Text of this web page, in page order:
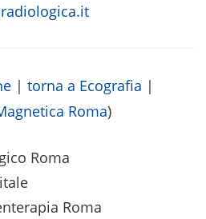
| torna a Ecografia |
Roma)
Roma
Roma